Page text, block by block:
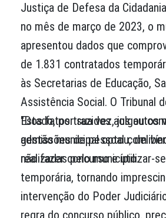
Justiça de Defesa da
no mês de março de 2023, o
apresentou dados que
de 1.831 contratados
às Secretarias de Educação,
Assistência Social. O Tribunal
Estado, por sua vez, julgou
admissões de pessoal com
realizadas pelo município.
"Dos fatos trazidos aos autos
gestão municipal optou,
não fazer concurso e utilizar-
temporária, tornando
intervenção do Poder